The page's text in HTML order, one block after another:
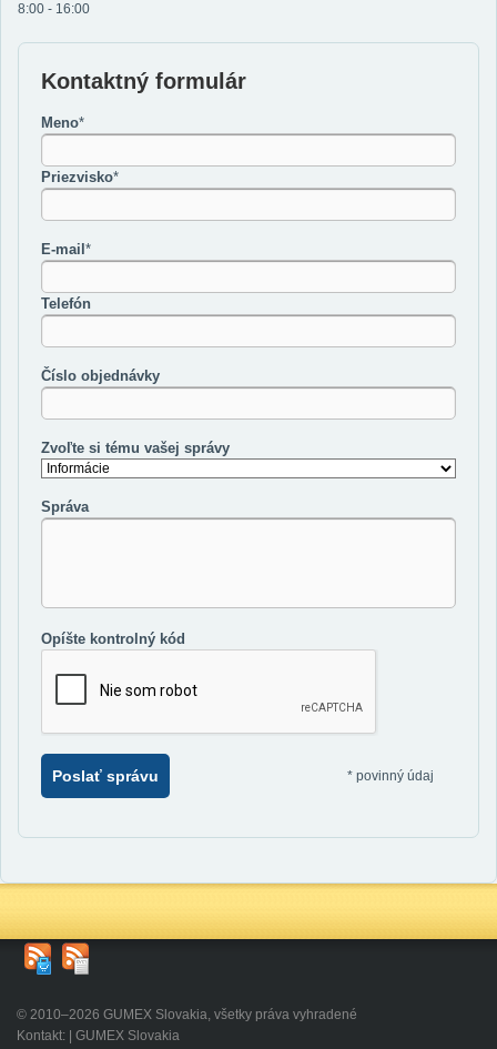
8:00 - 16:00
Kontaktný formulár
Meno*
Priezvisko*
E-mail*
Telefón
Číslo objednávky
Zvoľte si tému vašej správy
Správa
Opíšte kontrolný kód
Poslať správu * povinný údaj
© 2010–2026 GUMEX Slovakia, všetky práva vyhradené
Kontakt: | GUMEX Slovakia